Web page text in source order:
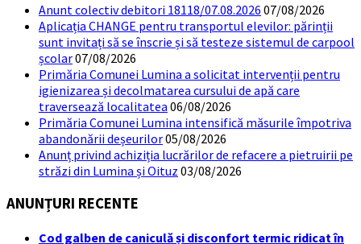
Anunt colectiv debitori 18118/07.08.2026 07/08/2026
Aplicația CHANGE pentru transportul elevilor: părinții
sunt invitați să se înscrie și să testeze sistemul de carpool
școlar07/08/2026
Primăria Comunei Lumina a solicitat intervenții pentru
igienizarea și decolmatarea cursului de apă care
traversează localitatea 06/08/2026
Primăria Comunei Lumina intensifică măsurile împotriva
abandonării deșeurilor05/08/2026
Anunț privind achiziția lucrărilor de refacere a pietruirii pe
străzi din Lumina și Oituz 03/08/2026
ANUNȚURI RECENTE
Cod galben de caniculă și disconfort termic ridicat în